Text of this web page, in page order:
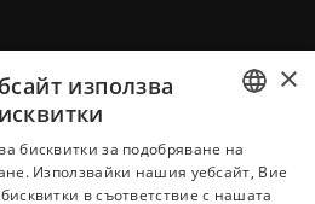
BULGARIAN
ENGLISH
×
използва
бисквитки за подобряване на
Използвайки нашия уебсайт, Вие
в съответствие с нашата